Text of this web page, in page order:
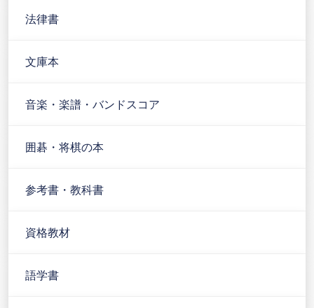
法律書
文庫本
音楽・楽譜・バンドスコア
囲碁・将棋の本
参考書・教科書
資格教材
語学書